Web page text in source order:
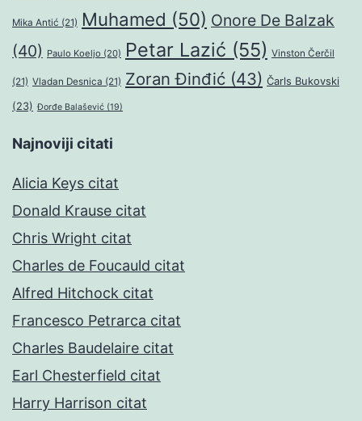
Mika Antić (21) Muhamed (50) Onore De Balzak
(40) Paulo Koeljo (20) Petar Lazić (55) Vinston Čerčil
(21) Vladan Desnica (21) Zoran Đinđić (43) Čarls Bukovski
(23) Đorđe Balašević (19)
Najnoviji citati
Alicia Keys citat
Donald Krause citat
Chris Wright citat
Charles de Foucauld citat
Alfred Hitchock citat
Francesco Petrarca citat
Charles Baudelaire citat
Earl Chesterfield citat
Harry Harrison citat